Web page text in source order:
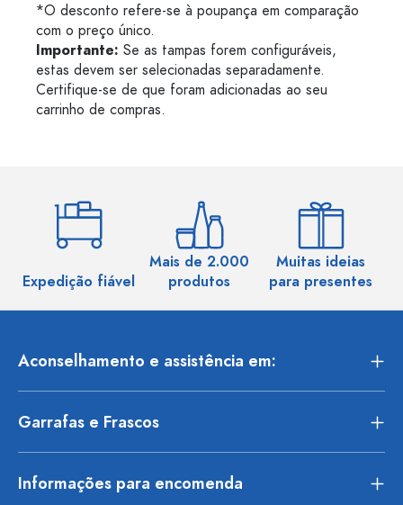
*O desconto refere-se à poupança em comparação
com o preço único.
Importante: Se as tampas forem configuráveis,
estas devem ser selecionadas separadamente.
Certifique-se de que foram adicionadas ao seu
carrinho de compras.
Expedição fiável
Mais de 2.000
produtos
Muitas ideias
para presentes
Aconselhamento e assistência em:
Garrafas e Frascos
Informações para encomenda